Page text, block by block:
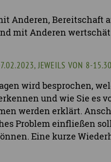
Anderen,
mit Anderen
JEWEILS VON 8-
wird besprochen,
und wie Sie es
werden erklärt.
Problem einfließen
Eine kurze